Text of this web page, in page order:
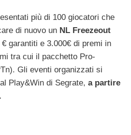
più di 100 giocatori che
di nuovo un NL Freezeout
€ garantiti e 3.000€ di premi in
tra cui il pacchetto Pro-
Gli eventi organizzati si
Play&Win di Segrate, a partire